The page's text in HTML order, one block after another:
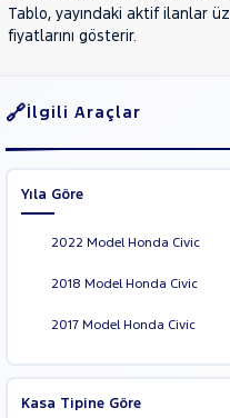
SUBARU
TESLA
TOYOTA
VOLVO
Tablo, yayındaki aktif ilanlar
fiyatlarını gösterir.
İlgili Araçlar
Yıla Göre
2022 Model Honda Civic
2018 Model Honda Civic
2017 Model Honda Civic
Kasa Tipine Göre